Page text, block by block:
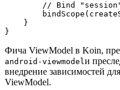
// Bind
    }
}
Фича ViewModel в Koin,
android-viewmodelи
внедрение зависимостей
ViewModel.